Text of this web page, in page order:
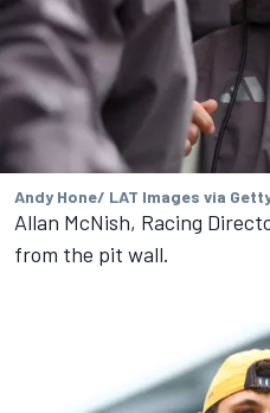
Andy Hone/ LAT Images via
Allan McNish, Racing
from the pit wall.